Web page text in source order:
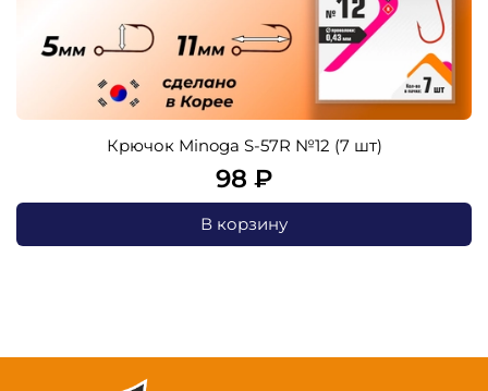
Крючок Minoga S-57R №12 (7 шт)
98 ₽
В корзину